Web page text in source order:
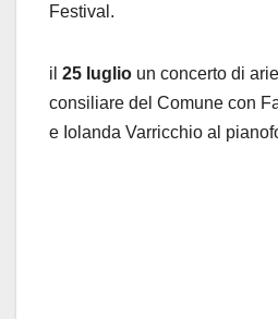
Festival.
il 25 luglio un concerto di
consiliare del Comune con
e Iolanda Varricchio al